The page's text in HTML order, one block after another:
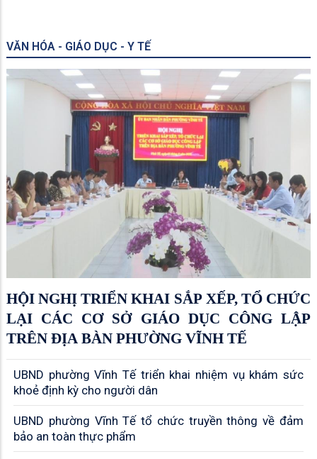
VĂN HÓA - GIÁO DỤC - Y TẾ
HỘI NGHỊ TRIỂN KHAI SẮP XẾP, TỔ CHỨC
LẠI CÁC CƠ SỞ GIÁO DỤC CÔNG LẬP
TRÊN ĐỊA BÀN PHƯỜNG VĨNH TẾ
UBND phường Vĩnh Tế triển khai nhiệm vụ khám sức
khoẻ định kỳ cho người dân
UBND phường Vĩnh Tế tổ chức truyền thông về đảm
bảo an toàn thực phẩm